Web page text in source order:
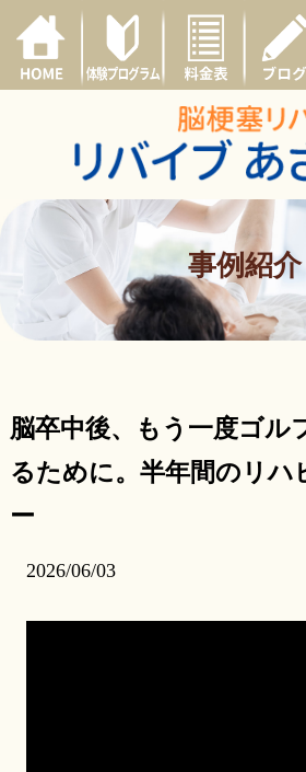
事例紹介
脳卒中後、もう一度ゴル
るために。半年間のリハ
ー
2026/06/03